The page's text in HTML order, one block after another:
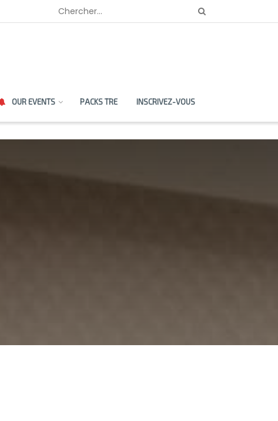
OUR EVENTS PACKS TRE INSCRIVEZ-VOUS